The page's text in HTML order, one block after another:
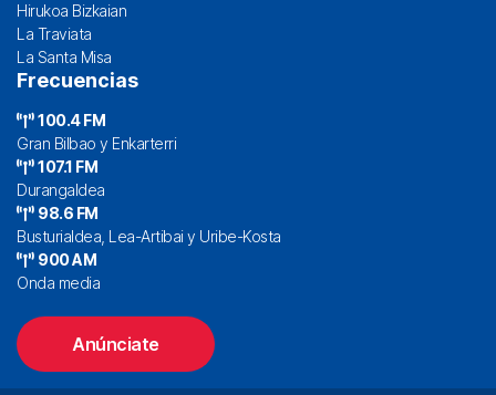
Hirukoa Bizkaian
La Traviata
La Santa Misa
Frecuencias
100.4 FM
Gran Bilbao y Enkarterri
107.1 FM
Durangaldea
98.6 FM
Busturialdea, Lea-Artibai y Uribe-Kosta
900 AM
Onda media
Anúnciate